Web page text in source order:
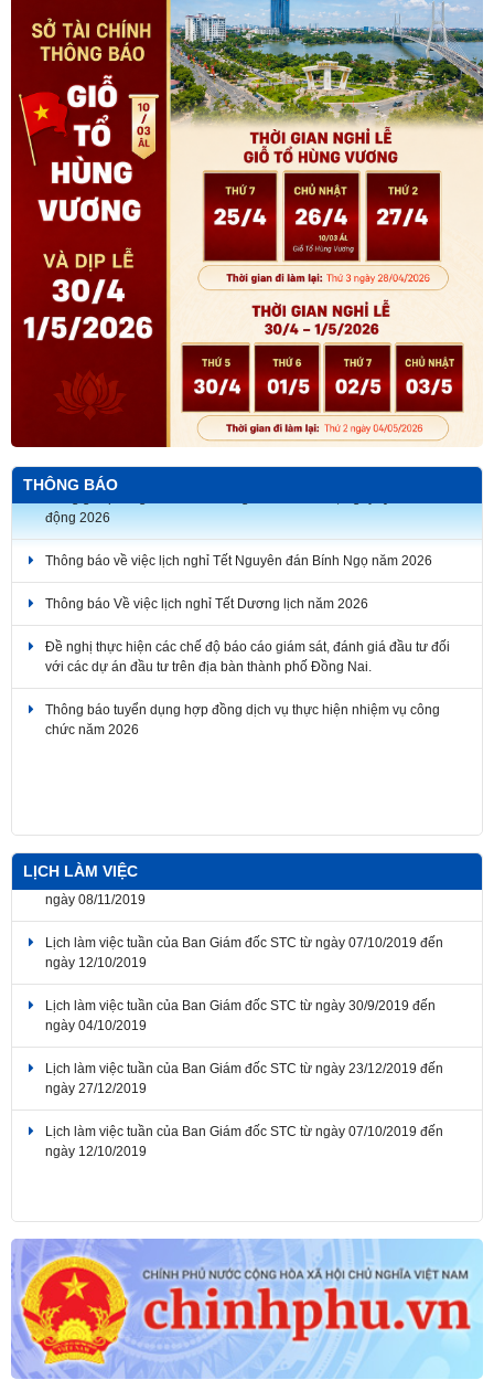
THÔNG BÁO
Thông báo về việc lịch nghỉ Tết Nguyên đán Bính Ngọ năm 2026
Thông báo Về việc lịch nghỉ Tết Dương lịch năm 2026
Đề nghị thực hiện các chế độ báo cáo giám sát, đánh giá đầu tư đối
với các dự án đầu tư trên địa bàn thành phố Đồng Nai.
Thông báo tuyển dụng hợp đồng dịch vụ thực hiện nhiệm vụ công
chức năm 2026
Thông báo về thời gian nghỉ lễ Giỗ Tổ Hùng Vương, Ngày Chiến
LỊCH LÀM VIỆC
Lịch làm việc tuần của Ban Giám đốc STC từ ngày 07/10/2019 đến
ngày 12/10/2019
Lịch làm việc tuần của Ban Giám đốc STC từ ngày 30/9/2019 đến
ngày 04/10/2019
Lịch làm việc tuần của Ban Giám đốc STC từ ngày 23/12/2019 đến
ngày 27/12/2019
Lịch làm việc tuần của Ban Giám đốc STC từ ngày 07/10/2019 đến
ngày 12/10/2019
Lịch làm việc tuần của Ban Giám đốc STC từ ngày 04/11/2019 đến